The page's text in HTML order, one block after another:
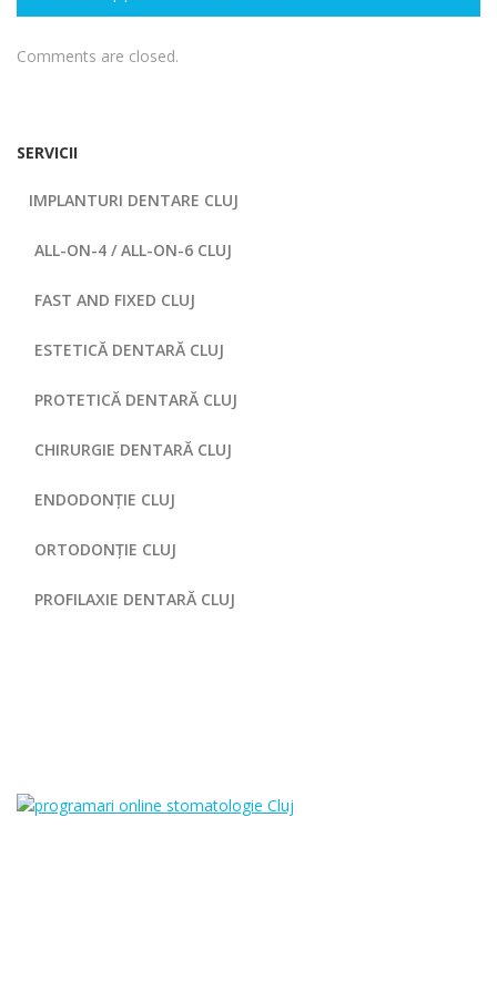
Comments are closed.
SERVICII
IMPLANTURI DENTARE CLUJ
ALL-ON-4 / ALL-ON-6 CLUJ
FAST AND FIXED CLUJ
ESTETICĂ DENTARĂ CLUJ
PROTETICĂ DENTARĂ CLUJ
CHIRURGIE DENTARĂ CLUJ
ENDODONȚIE CLUJ
ORTODONȚIE CLUJ
PROFILAXIE DENTARĂ CLUJ